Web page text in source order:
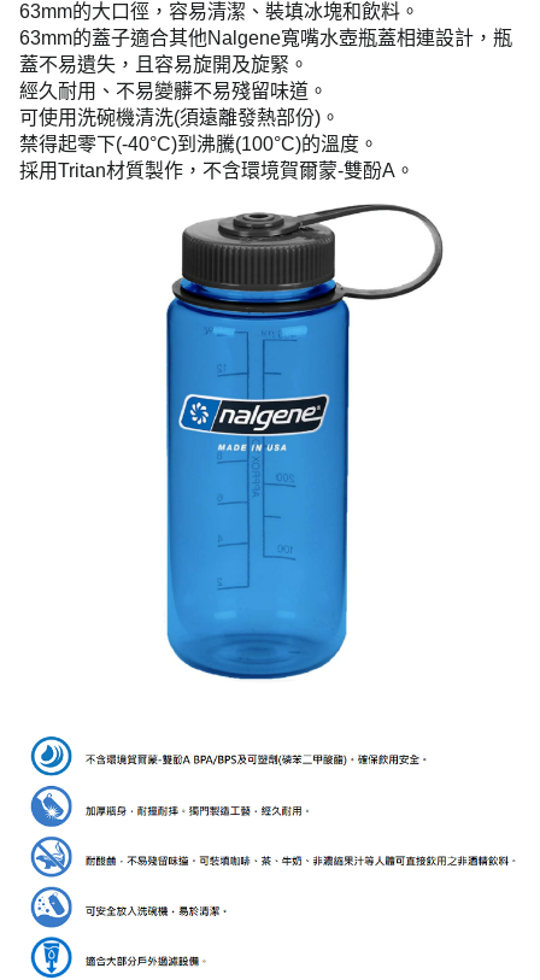
63mm的大口徑，容易清潔、裝填冰塊和飲料。
63mm的蓋子適合其他Nalgene寬嘴水壺瓶蓋相連設計，瓶
蓋不易遺失，且容易旋開及旋緊。
經久耐用、不易變髒不易殘留味道。
可使用洗碗機清洗(須遠離發熱部份)。
禁得起零下(-40°C)到沸騰(100°C)的溫度。
採用Tritan材質製作，不含環境賀爾蒙-雙酚A。